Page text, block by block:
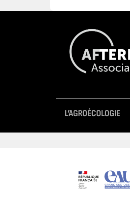
L’AGROÉCOLOGIE